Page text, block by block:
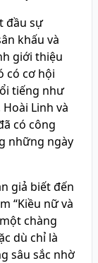
đầu sự
khấu và
giới thiệu
có cơ hội
tiếng như
Linh và
có công
những ngày
giả biết đến
“Kiều nữ và
chàng
dù chỉ là
sâu sắc nhờ